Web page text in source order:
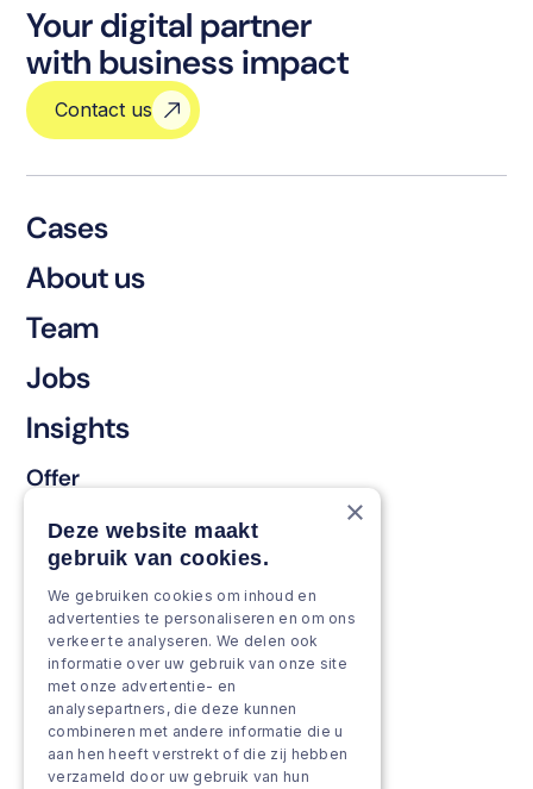
Your digital partner
with business impact
Contact us
Cases
About us
Team
Jobs
Insights
Offer
Keep & renew
Strengthen & broaden
Grow & Innovate
Approach
Projects
Team as a service
×
Deze website maakt
gebruik van cookies.
We gebruiken cookies om inhoud en
advertenties te personaliseren en om ons
verkeer te analyseren. We delen ook
informatie over uw gebruik van onze site
met onze advertentie- en
analysepartners, die deze kunnen
combineren met andere informatie die u
aan hen heeft verstrekt of die zij hebben
verzameld door uw gebruik van hun